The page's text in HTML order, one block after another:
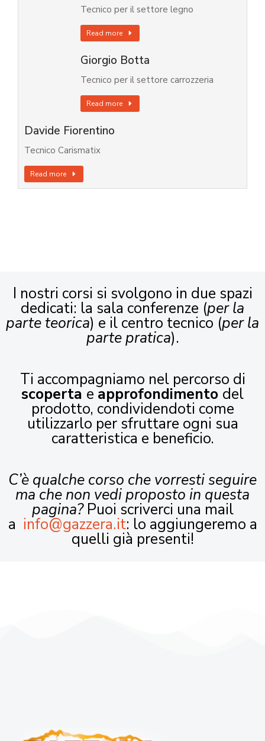
Tecnico per il settore legno
Read more
Giorgio Botta
Tecnico per il settore carrozzeria
Read more
Davide Fiorentino
Tecnico Carismatix
Read more
I nostri corsi si svolgono in due spazi
dedicati: la sala conferenze (per la
parte teorica) e il centro tecnico (per la
parte pratica).
Ti accompagniamo nel percorso di
scoperta e approfondimento del
prodotto, condividendoti come
utilizzarlo per sfruttare ogni sua
caratteristica e beneficio.
C’è qualche corso che vorresti seguire
ma che non vedi proposto in questa
pagina?Puoi scriverci una mail
a info@gazzera.it: lo aggiungeremo a
quelli già presenti!